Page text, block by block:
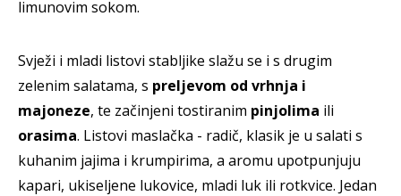
limunovim sokom.
Svježi i mladi listovi stabljike slažu se i s drugim
zelenim salatama, s preljevom od vrhnja i
majoneze, te začinjeni tostiranim pinjolima ili
orasima. Listovi maslačka - radič, klasik je u salati s
kuhanim jajima i krumpirima, a aromu upotpunjuju
kapari, ukiseljene lukovice, mladi luk ili rotkvice. Jedan